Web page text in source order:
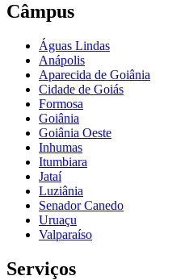
Câmpus
Águas Lindas
Anápolis
Aparecida de Goiânia
Cidade de Goiás
Formosa
Goiânia
Goiânia Oeste
Inhumas
Itumbiara
Jataí
Luziânia
Senador Canedo
Uruaçu
Valparaíso
Serviços